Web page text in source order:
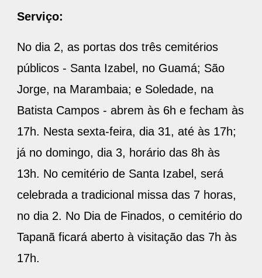
Serviço:
No dia 2, as portas dos três cemitérios
públicos - Santa Izabel, no Guamá; São
Jorge, na Marambaia; e Soledade, na
Batista Campos - abrem às 6h e fecham às
17h. Nesta sexta-feira, dia 31, até às 17h;
já no domingo, dia 3, horário das 8h às
13h. No cemitério de Santa Izabel, será
celebrada a tradicional missa das 7 horas,
no dia 2. No Dia de Finados, o cemitério do
Tapanã ficará aberto à visitação das 7h às
17h.